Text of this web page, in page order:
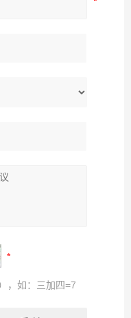
，如：三加四=7